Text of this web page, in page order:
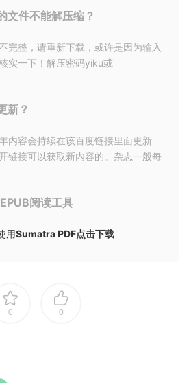
文件不能解压缩？
完整，请重新下载，或许是因为输入
实一下！解压密码yiku或
新？
内容会持续在该百度链接里面更新
链接可以获取新内容的。杂志一般每
阅读工具
用Sumatra PDF点击下载
0 0